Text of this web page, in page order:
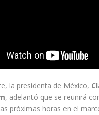
la presidenta de México,
, adelantó que se reunirá
próximas horas en el